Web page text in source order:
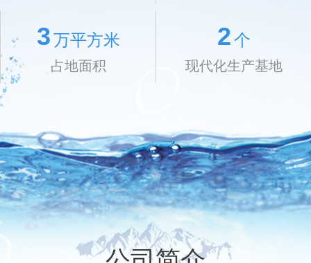
3万平方米
占地面积
2个
现代化生产基地